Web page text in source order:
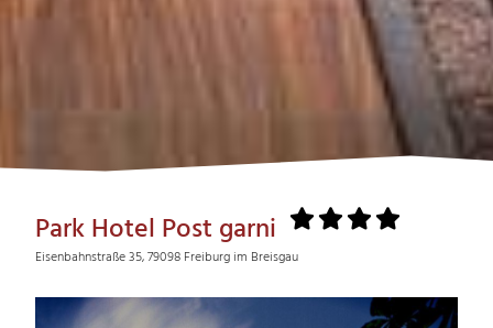
Park Hotel Post garni
Eisenbahnstraße 35, 79098 Freiburg im Breisgau